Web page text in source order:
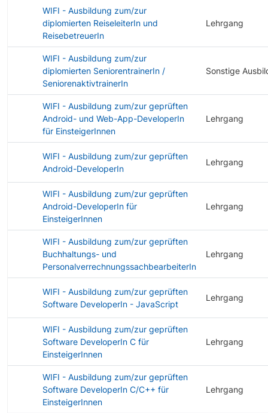
WIFI - Ausbildung zum/zur
diplomierten ReiseleiterIn und
ReisebetreuerIn
Lehrgang
WIFI - Ausbildung zum/zur
diplomierten SeniorentrainerIn /
SeniorenaktivtrainerIn
Sonstige
WIFI - Ausbildung zum/zur geprüften
Android- und Web-App-DeveloperIn
für EinsteigerInnen
Lehrgang
WIFI - Ausbildung zum/zur geprüften
Android-DeveloperIn
Lehrgang
WIFI - Ausbildung zum/zur geprüften
Android-DeveloperIn für
EinsteigerInnen
Lehrgang
WIFI - Ausbildung zum/zur geprüften
Buchhaltungs- und
PersonalverrechnungssachbearbeiterIn
Lehrgang
WIFI - Ausbildung zum/zur geprüften
Software DeveloperIn - JavaScript
Lehrgang
WIFI - Ausbildung zum/zur geprüften
Software DeveloperIn C für
EinsteigerInnen
Lehrgang
WIFI - Ausbildung zum/zur geprüften
Software DeveloperIn C/C++ für
EinsteigerInnen
Lehrgang